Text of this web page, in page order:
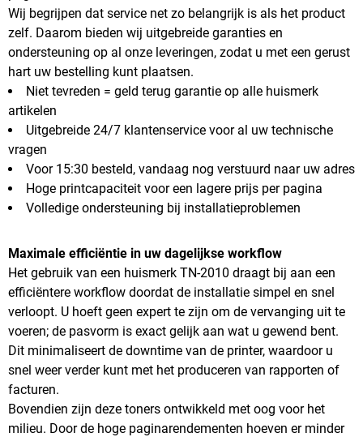
Wij begrijpen dat service net zo belangrijk is als het product
zelf. Daarom bieden wij uitgebreide garanties en
ondersteuning op al onze leveringen, zodat u met een gerust
hart uw bestelling kunt plaatsen.
Niet tevreden = geld terug garantie op alle huismerk
artikelen
Uitgebreide 24/7 klantenservice voor al uw technische
vragen
Voor 15:30 besteld, vandaag nog verstuurd naar uw adres
Hoge printcapaciteit voor een lagere prijs per pagina
Volledige ondersteuning bij installatieproblemen
Maximale efficiëntie in uw dagelijkse workflow
Het gebruik van een huismerk TN-2010 draagt bij aan een
efficiëntere workflow doordat de installatie simpel en snel
verloopt. U hoeft geen expert te zijn om de vervanging uit te
voeren; de pasvorm is exact gelijk aan wat u gewend bent.
Dit minimaliseert de downtime van de printer, waardoor u
snel weer verder kunt met het produceren van rapporten of
facturen.
Bovendien zijn deze toners ontwikkeld met oog voor het
milieu. Door de hoge paginarendementen hoeven er minder